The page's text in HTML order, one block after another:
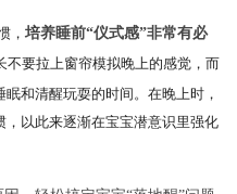
， 培养睡前“仪式感”非常有必
要拉上窗帘模拟晚上的感觉，而
和清醒玩耍的时间。在晚上时，
以此来逐渐在宝宝潜意识里强化